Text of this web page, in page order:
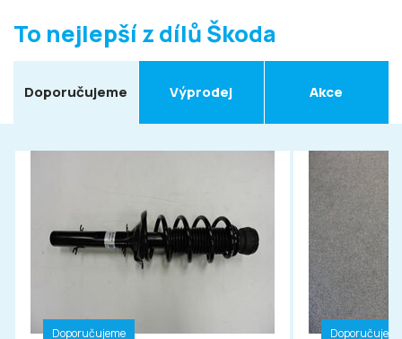
To nejlepší z dílů Škoda
Doporučujeme Výprodej Akce
Doporučujeme